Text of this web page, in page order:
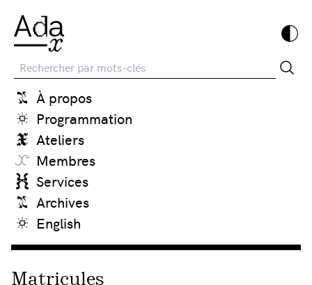
Recherche
À propos
Programmation
Ateliers
Membres
Services
Archives
English
Matricules